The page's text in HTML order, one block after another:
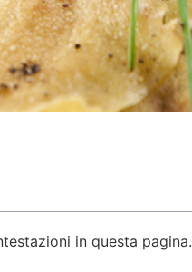
in questa pagina.